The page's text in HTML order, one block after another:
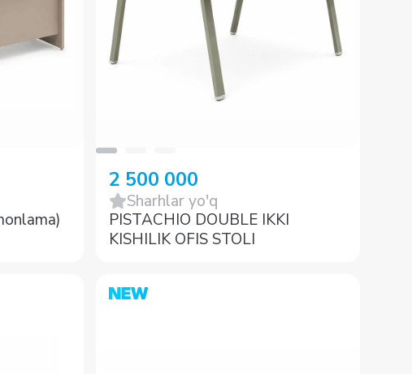
2 500 000
Sharhlar yo'q
PISTACHIO DOUBLE IKKI
KISHILIK OFIS STOLI